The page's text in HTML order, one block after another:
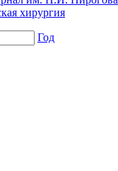
хирургия
Год